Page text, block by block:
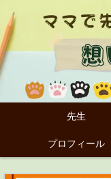
先生
プロフィール